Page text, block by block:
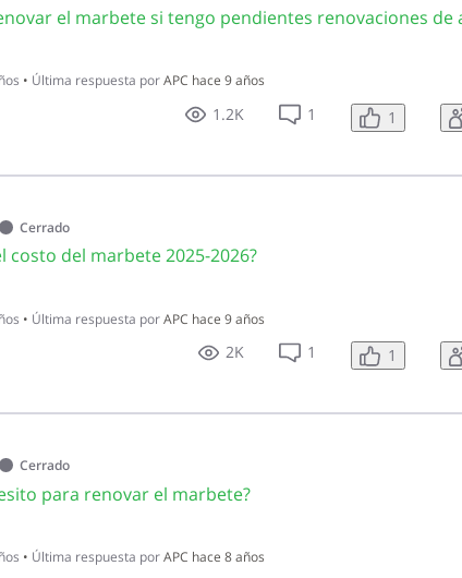
• Última respuesta porAPC hace 9 años
1.2K 1 1
Cerrado
costo del marbete 2025-2026?
• Última respuesta porAPC hace 9 años
2K 1 1
Cerrado
para renovar el marbete?
• Última respuesta porAPC hace 8 años